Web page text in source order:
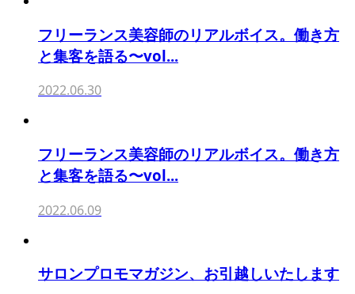
フリーランス美容師のリアルボイス。働き方
と集客を語る〜vol...
2022.06.30
フリーランス美容師のリアルボイス。働き方
と集客を語る〜vol...
2022.06.09
サロンプロモマガジン、お引越しいたします